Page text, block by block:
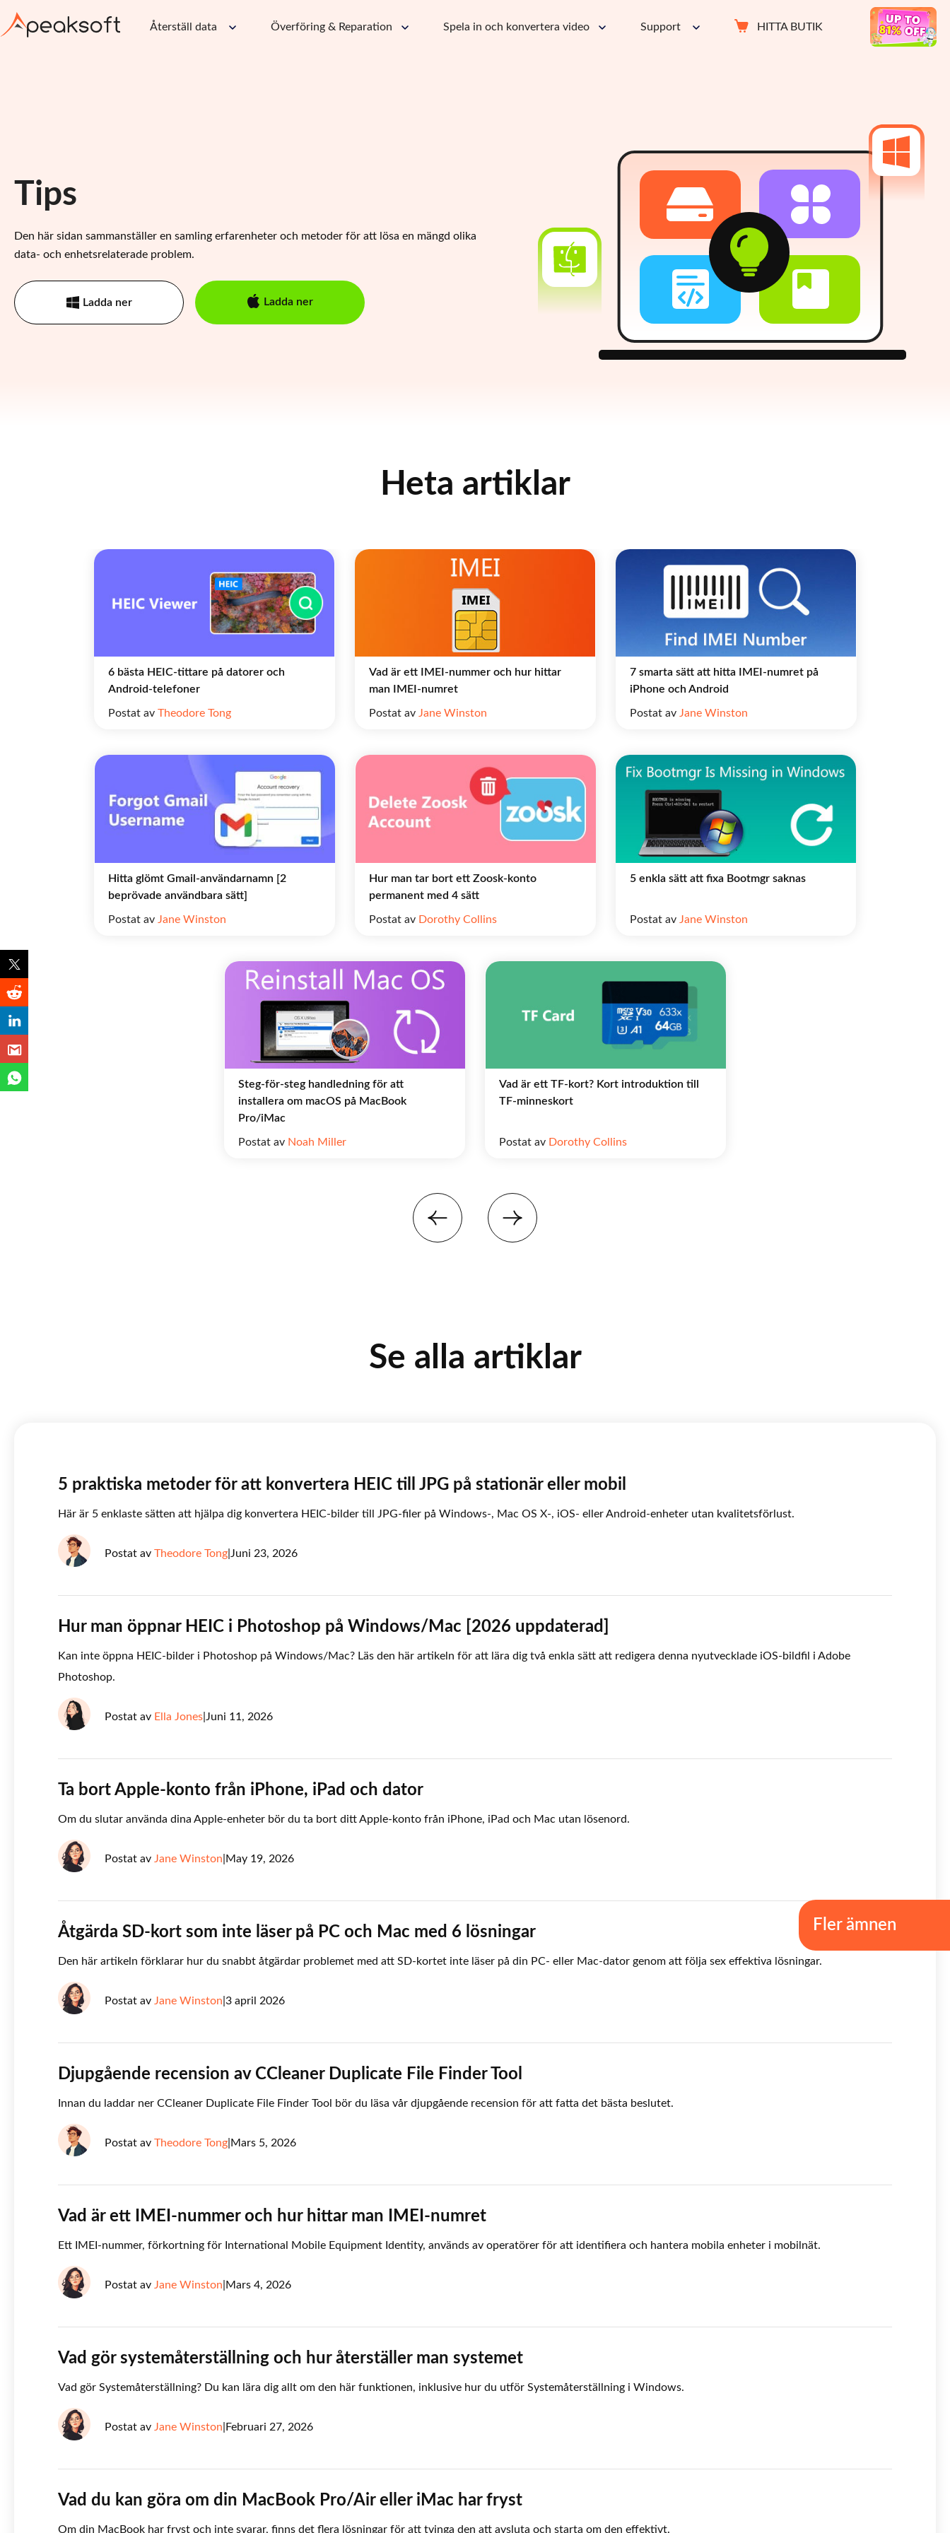
Återställ data Överföring & Reparation Spela in och konvertera video Support HITTA BUTIK
Tips
Den här sidan sammanställer en samling erfarenheter och metoder för att lösa en mängd olika
data- och enhetsrelaterade problem.
Ladda ner Ladda ner
Heta artiklar
6 bästa HEIC-tittare på datorer och
Android-telefoner
Postat av Theodore Tong
Vad är ett IMEI-nummer och hur hittar
man IMEI-numret
Postat av Jane Winston
7 smarta sätt att hitta IMEI-numret på
iPhone och Android
Postat av Jane Winston
Hitta glömt Gmail-användarnamn [2
beprövade användbara sätt]
Postat av Jane Winston
Hur man tar bort ett Zoosk-konto
permanent med 4 sätt
Postat av Dorothy Collins
5 enkla sätt att fixa Bootmgr saknas
Postat av Jane Winston
Steg-för-steg handledning för att
installera om macOS på MacBook
Pro/iMac
Postat av Noah Miller
Vad är ett TF-kort? Kort introduktion till
TF-minneskort
Postat av Dorothy Collins
Se alla artiklar
5 praktiska metoder för att konvertera HEIC till JPG på stationär eller mobil
Här är 5 enklaste sätten att hjälpa dig konvertera HEIC-bilder till JPG-filer på Windows-, Mac OS X-, iOS- eller Android-enheter utan kvalitetsförlust.
Postat av Theodore Tong Juni 23, 2026
Hur man öppnar HEIC i Photoshop på Windows/Mac [2026 uppdaterad]
Kan inte öppna HEIC-bilder i Photoshop på Windows/Mac? Läs den här artikeln för att lära dig två enkla sätt att redigera denna nyutvecklade iOS-bildfil i Adobe
Photoshop.
Postat av Ella Jones Juni 11, 2026
Ta bort Apple-konto från iPhone, iPad och dator
Om du slutar använda dina Apple-enheter bör du ta bort ditt Apple-konto från iPhone, iPad och Mac utan lösenord.
Postat av Jane Winston May 19, 2026
Åtgärda SD-kort som inte läser på PC och Mac med 6 lösningar
Den här artikeln förklarar hur du snabbt åtgärdar problemet med att SD-kortet inte läser på din PC- eller Mac-dator genom att följa sex effektiva lösningar.
Postat av Jane Winston 3 april 2026
Djupgående recension av CCleaner Duplicate File Finder Tool
Innan du laddar ner CCleaner Duplicate File Finder Tool bör du läsa vår djupgående recension för att fatta det bästa beslutet.
Postat av Theodore Tong Mars 5, 2026
Vad är ett IMEI-nummer och hur hittar man IMEI-numret
Ett IMEI-nummer, förkortning för International Mobile Equipment Identity, används av operatörer för att identifiera och hantera mobila enheter i mobilnät.
Postat av Jane Winston Mars 4, 2026
Vad gör systemåterställning och hur återställer man systemet
Vad gör Systemåterställning? Du kan lära dig allt om den här funktionen, inklusive hur du utför Systemåterställning i Windows.
Postat av Jane Winston Februari 27, 2026
Vad du kan göra om din MacBook Pro/Air eller iMac har fryst
Om din MacBook har fryst och inte svarar, finns det flera lösningar för att tvinga den att avsluta och starta om den effektivt.
Fler ämnen